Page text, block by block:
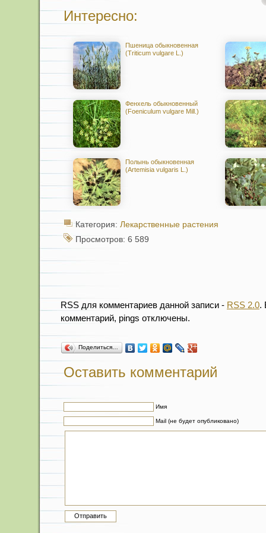
Интересно:
Пшеница обыкновенная
(Triticum vulgare L.)
Фенхель обыкновенный
(Foeniculum vulgare Mill.)
Полынь обыкновенная
(Artemisia vulgaris L.)
Категория: Лекарственные растения
Просмотров: 6 589
RSS для комментариев данной записи - RSS 2.0.
комментарий, pings отключены.
Поделиться…
Оставить комментарий
Имя
Mail (не будет опубликовано)